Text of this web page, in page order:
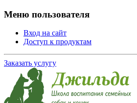
Меню пользователя
Вход на сайт
Доступ к продуктам
Заказать услугу